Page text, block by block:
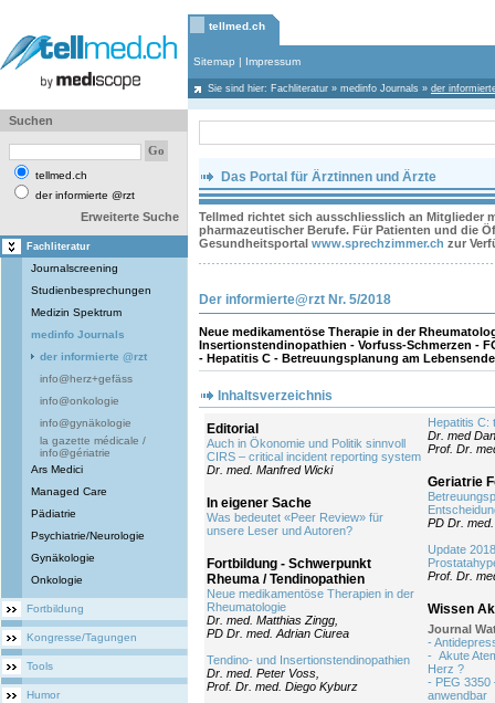
tellmed.ch
Sitemap | Impressum
Sie sind hier: Fachliteratur » medinfo Journals » der
Suchen
tellmed.ch
der informierte @rzt
Erweiterte Suche
Fachliteratur
Journalscreening
Studienbesprechungen
Medizin Spektrum
medinfo Journals
der informierte @rzt
info@herz+gefäss
info@onkologie
info@gynäkologie
la gazette médicale /
info@gériatrie
Ars Medici
Managed Care
Pädiatrie
Psychiatrie/Neurologie
Gynäkologie
Onkologie
Fortbildung
Kongresse/Tagungen
Tools
Humor
Das Portal für Ärztinnen und Ärzte
Tellmed richtet sich ausschliesslich an Mitglieder
pharmazeutischer Berufe. Für Patienten und die
Gesundheitsportal www.sprechzimmer.ch zur
Der informierte@rzt Nr. 5/2018
Neue medikamentöse Therapie in der
Insertionstendinopathien - Vorfuss-Schmerzen -
- Hepatitis C - Betreuungsplanung am
Inhaltsverzeichnis
Editorial
Auch in Ökonomie und Politik sinnvoll
CIRS – critical incident reporting system
Dr. med. Manfred Wicki
In eigener Sache
Was bedeutet «Peer Review» für
unsere Leser und Autoren?
Fortbildung - Schwerpunkt
Rheuma / Tendinopathien
Neue medikamentöse Therapien in der
Rheumatologie
Dr. med. Matthias Zingg,
PD Dr. med. Adrian Ciurea
Tendino- und Insertionstendinopathien
Dr. med. Peter Voss,
Prof. Dr. med. Diego Kyburz
Hepatitis C:
Dr. med
Prof. Dr.
Geriatrie
PD Dr.
Update
Prof. Dr.
Wissen
Journal
-
- Akute
Herz ?
- PEG 3350
anwendbar